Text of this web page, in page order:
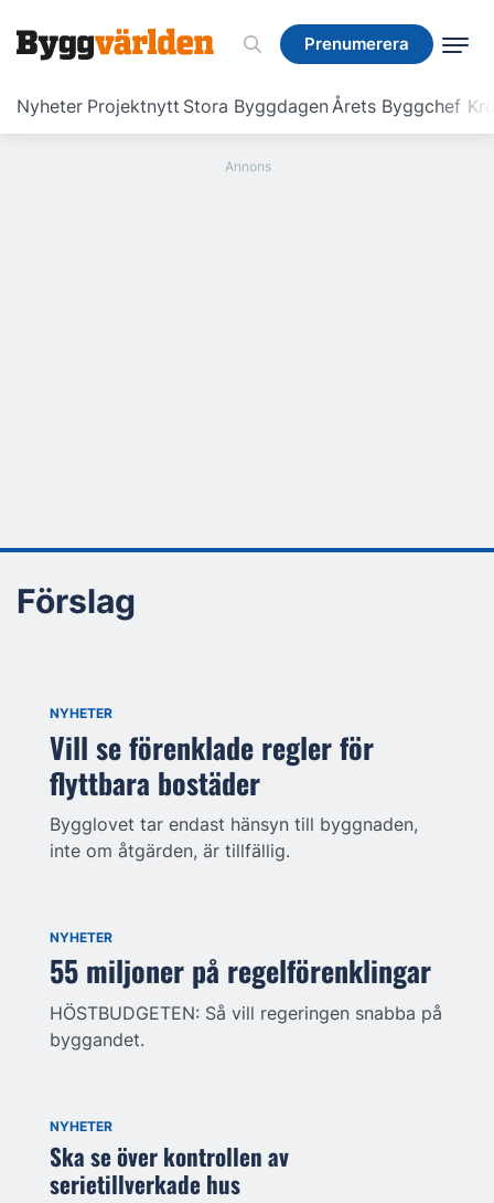
Prenumerera
Nyheter Projektnytt Stora ByggdagenÅrets Byggchef
Prenumerera
Förslag
NYHETER
Vill se förenklade regler för
flyttbara bostäder
Bygglovet tar endast hänsyn till byggnaden,
inte om åtgärden, är tillfällig.
NYHETER
55 miljoner på regelförenklingar
HÖSTBUDGETEN: Så vill regeringen snabba på
byggandet.
NYHETER
Ska se över kontrollen av
serietillverkade hus